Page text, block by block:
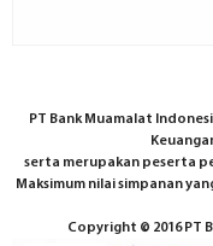
PT Bank Muamalat
serta merupakan peserta
Maksimum nilai simpanan
Copyright © 2016 PT